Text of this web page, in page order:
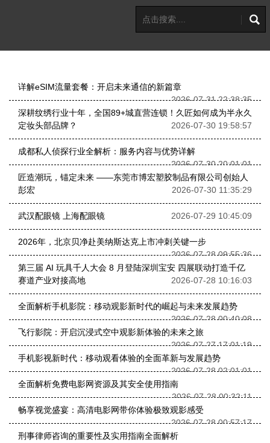
详解eSIM流量套餐：开启未来通信的新篇章
2026-07-31 22:38:35
深耕纹绣行业十年，全国89+城直营连锁！久匠如何成为半永久
定妆头部品牌？
2026-07-30 19:58:57
成都私人侦探行业全解析：服务内容与优势详解
2026-07-30 20:01:01
匠造潮玩，锚定未来 ——东莞市博宏塑胶制品有限公司创始人
彭宏
2026-07-30 11:35:29
武汉配眼镜 上海配眼镜 2026-07-29 10:45:09
2026年，北京贝净赴美纳斯达克上市冲刺关键一步
2026-07-28 09:55:36
第三届 AI 玩具千人大会 8 月登陆深圳宝安 四展联动打造千亿
赛道产业对接高地
2026-07-28 10:16:03
全面解析手机影院：移动观影新时代的崛起与未来发展趋势
2026-07-28 00:40:08
飞行影院：开启沉浸式空中观影新体验的未来之旅
2026-07-27 17:01:19
手机影视新时代：移动观看体验的全面革新与发展趋势
2026-07-28 02:01:01
全面解析免费电影网资源及其安全使用指南
2026-07-28 00:32:11
畅享视觉盛宴：高清电影网带你体验极致观影感受
2026-07-28 00:57:17
刑事律师咨询的重要性及实用指南全面解析